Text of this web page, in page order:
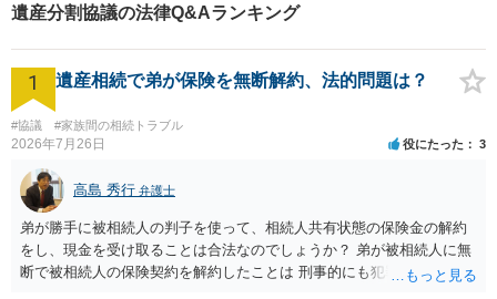
遺産分割協議の法律Q&Aランキング
1 遺産相続で弟が保険を無断解約、法的問題は？
#協議 #家族間の相続トラブル
2026年7月26日 役にたった 3
高島 秀行 弁護士
弟が勝手に被相続人の判子を使って、相続人共有状態の保険金の解約
をし、現金を受け取ることは合法なのでしょうか？ 弟が被相続人に無
断で被相続人の保険契約を解約したことは 刑事的にも犯罪となる可能